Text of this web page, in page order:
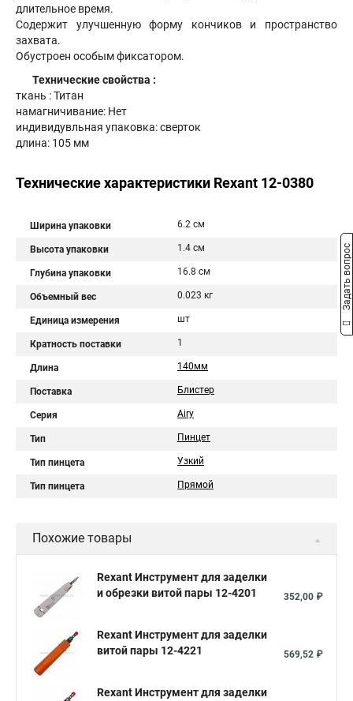
длительное время.
Содержит улучшенную форму кончиков и пространство
захвата.
Обустроен особым фиксатором.
Технические свойства :
ткань : Титан
намагничивание: Нет
индивидувльная упаковка: сверток
длина: 105 мм
Технические характеристики Rexant 12-0380
Ширина упаковки 6.2 см
Высота упаковки 1.4 см
Глубина упаковки 16.8 см
Объемный вес 0.023 кг
Единица измерения шт
Кратность поставки 1
Длина 140мм
Поставка Блистер
Серия Airy
Тип Пинцет
Тип пинцета Узкий
Тип пинцета Прямой
Похожие товары
Rexant Инструмент для заделки
и обрезки витой пары 12-4201
352,00 ₽
Rexant Инструмент для заделки
витой пары 12-4221
569,52 ₽
Rexant Инструмент для заделки
Задать вопрос